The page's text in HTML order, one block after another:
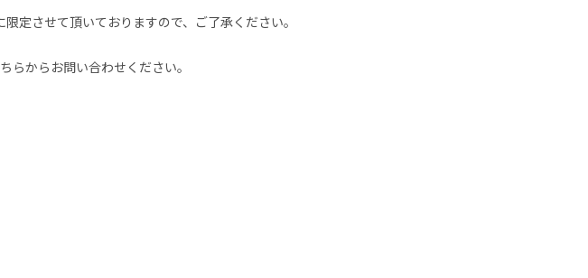
定させて頂いておりますので、ご了承ください。
らからお問い合わせください。